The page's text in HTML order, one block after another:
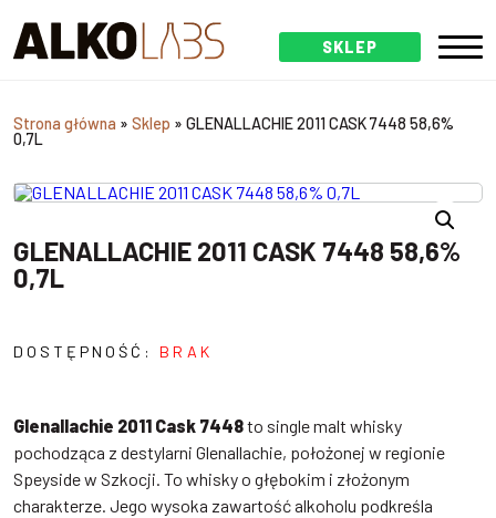
SKLEP
Strona główna » Sklep » GLENALLACHIE 2011 CASK 7448 58,6%
0,7L
GLENALLACHIE 2011 CASK 7448 58,6%
0,7L
DOSTĘPNOŚĆ: BRAK
Glenallachie 2011 Cask 7448to single malt whisky
pochodząca z destylarni Glenallachie, położonej w regionie
Speyside w Szkocji. To whisky o głębokim i złożonym
charakterze. Jego wysoka zawartość alkoholu podkreśla